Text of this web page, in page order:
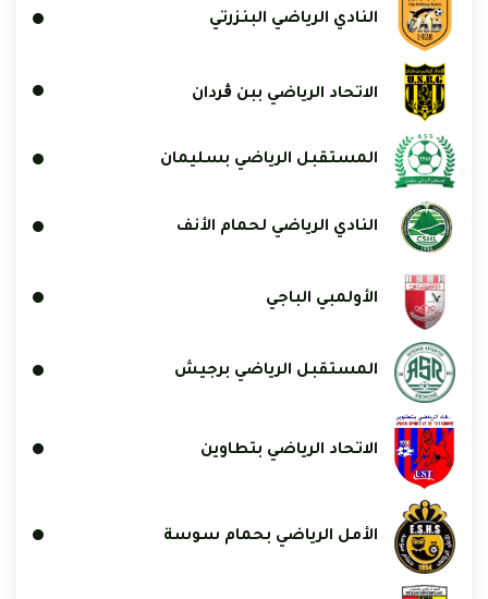
النادي الرياضي البنزرتي
الاتحاد الرياضي ببن ڨردان
المستقبل الرياضي بسليمان
النادي الرياضي لحمام الأنف
الأولمبي الباجي
المستقبل الرياضي برجيش
الاتحاد الرياضي بتطاوين
الأمل الرياضي بحمام سوسة